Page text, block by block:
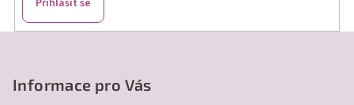
Informace pro Vás